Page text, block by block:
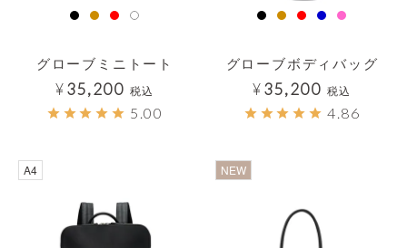
グローブミニトート
¥35,200 税込
5.00
グローブボディバッグ
¥35,200 税込
4.86
A4 NEW